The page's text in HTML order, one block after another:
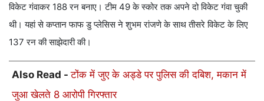
विकेट गंवाकर 188 रन बनाए। टीम 49 के स्कोर तक अपने दो विकेट गंवा चुकी
थी। यहां से कप्तान फाफ डु प्लेसिस ने शुभम रांजणे के साथ तीसरे विकेट के लिए
137 रन की साझेदारी की।
Also Read -टोंक में जुए के अड्डे पर पुलिस की दबिश, मकान में
जुआ खेलते 8 आरोपी गिरफ्तार